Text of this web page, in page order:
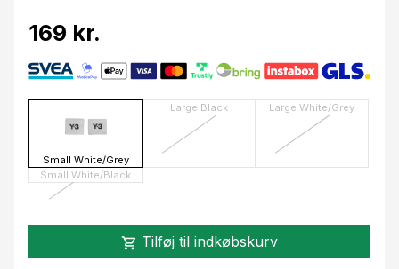
169 kr.
Small White/Grey
Large Black Large White/Grey
Small White/Black
shopping_cart Tilføj til indkøbskurv